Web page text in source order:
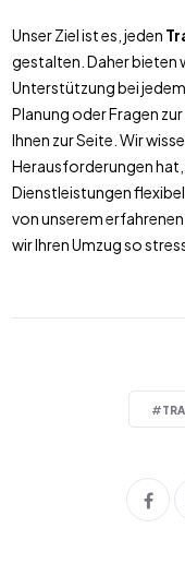
Unser Ziel ist es, jeden
gestalten. Daher bieten
Unterstützung bei
Planung oder Fragen
Ihnen zur Seite. Wir
Herausforderungen hat,
Dienstleistungen flexibel
von unserem
wir Ihren Umzug so
#